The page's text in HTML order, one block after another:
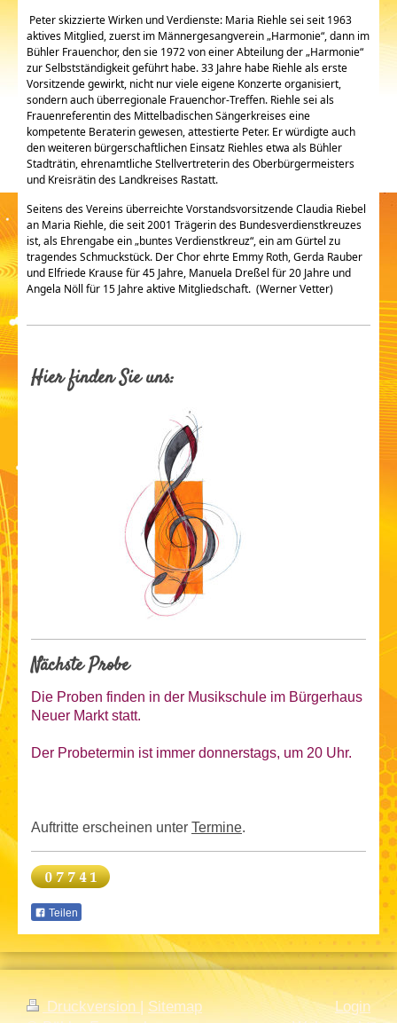
Peter skizzierte Wirken und Verdienste: Maria Riehle sei seit 1963
aktives Mitglied, zuerst im Männergesangverein „Harmonie“, dann im
Bühler Frauenchor, den sie 1972 von einer Abteilung der „Harmonie“
zur Selbstständigkeit geführt habe. 33 Jahre habe Riehle als erste
Vorsitzende gewirkt, nicht nur viele eigene Konzerte organisiert,
sondern auch überregionale Frauenchor-Treffen. Riehle sei als
Frauenreferentin des Mittelbadischen Sängerkreises eine
kompetente Beraterin gewesen, attestierte Peter. Er würdigte auch
den weiteren bürgerschaftlichen Einsatz Riehles etwa als Bühler
Stadträtin, ehrenamtliche Stellvertreterin des Oberbürgermeisters
und Kreisrätin des Landkreises Rastatt.
Seitens des Vereins überreichte Vorstandsvorsitzende Claudia Riebel
an Maria Riehle, die seit 2001 Trägerin des Bundesverdienstkreuzes
ist, als Ehrengabe ein „buntes Verdienstkreuz“, ein am Gürtel zu
tragendes Schmuckstück. Der Chor ehrte Emmy Roth, Gerda Rauber
und Elfriede Krause für 45 Jahre, Manuela Dreßel für 20 Jahre und
Angela Nöll für 15 Jahre aktive Mitgliedschaft. (Werner Vetter)
Hier finden Sie uns:
Nächste Probe
Die Proben finden in der Musikschule im Bürgerhaus
Neuer Markt statt.
Der Probetermin ist immer donnerstags, um 20 Uhr.
Auftritte erscheinen unter Termine.
Teilen
Druckversion | Sitemap
Login